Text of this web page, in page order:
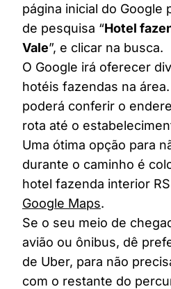
página inicial do Google
de pesquisa “Hotel
Vale”, e clicar na busca.
O Google irá oferecer
hotéis fazendas na
poderá conferir o
rota até o
Uma ótima opção para
durante o caminho é
hotel fazenda interior
Google Maps.
Se o seu meio de
avião ou ônibus, dê
de Uber, para não
com o restante do